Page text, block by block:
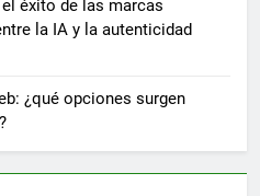
éxito de las marcas
la IA y la autenticidad
¿qué opciones surgen